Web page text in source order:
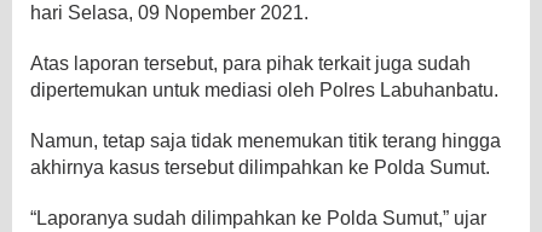
hari Selasa, 09 Nopember 2021.
Atas laporan tersebut, para pihak terkait juga sudah
dipertemukan untuk mediasi oleh Polres Labuhanbatu.
Namun, tetap saja tidak menemukan titik terang hingga
akhirnya kasus tersebut dilimpahkan ke Polda Sumut.
“Laporanya sudah dilimpahkan ke Polda Sumut,” ujar